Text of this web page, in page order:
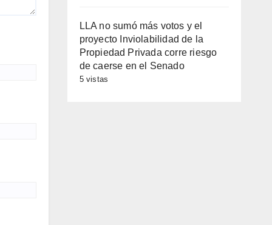
LLA no sumó más votos y el
proyecto Inviolabilidad de la
Propiedad Privada corre riesgo
de caerse en el Senado
5 vistas